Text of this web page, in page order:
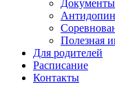
Документы
Полезная
Для родителей
Расписание
Контакты